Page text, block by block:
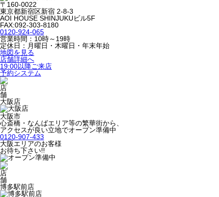
〒160-0022
東京都新宿区新宿 2-8-3
AOI HOUSE SHINJUKUビル5F
FAX:092-303-8180
0120-924-065
営業時間：10時～19時
定休日：月曜日・木曜日・年末年始
地図を見る
店舗詳細へ
19:00以降ご来店
予約システム
大阪店
大阪市
心斎橋・なんばエリア等の繁華街から、
アクセスが良い立地でオープン準備中
0120-907-433
大阪エリアのお客様
お待ち下さい!!
博多駅前店